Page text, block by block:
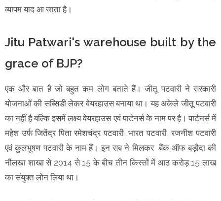
व्यापम याद आ जाता है।
Jitu Patwari's warehouse built by the
grace of BJP?
एक और बात है जो बहुत कम लोग बताते हैं। जीतू पटवारी ने सरकारी
योजनाओं की सब्सिडी लेकर वेयरहाउस बनाया था। यह अकेले जीतू पटवारी
का नहीं है बल्कि इसमें लक्ष्य वेयरहाउस एवं पार्टनर्स के नाम पर है। पार्टनर्स में
महेश उर्फ जितेंद्र पिता रमेशचंद्र पटवारी, भारत पटवारी, रजनीश पटवारी
एवं कुलभूषण पटवारी के नाम हैं। इन सब ने मिलकर बैंक ऑफ बड़ौदा की
नौलखा शाखा से 2014 से 15 के बीच तीन किस्तों में आठ करोड़ 15 लाख
का संयुक्त लोन लिया था।